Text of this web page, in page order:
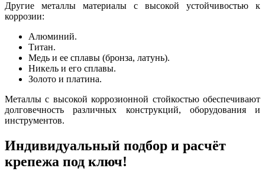
Другие металлы материалы с высокой устойчивостью к
коррозии:
Алюминий.
Титан.
Медь и ее сплавы (бронза, латунь).
Никель и его сплавы.
Золото и платина.
Металлы с высокой коррозионной стойкостью обеспечивают
долговечность различных конструкций, оборудования и
инструментов.
Индивидуальный подбор и расчёт
крепежа под ключ!